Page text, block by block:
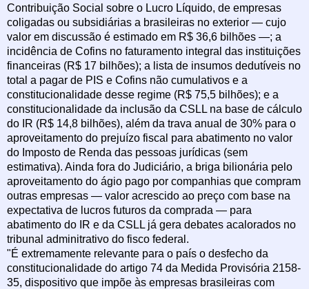
Contribuição Social sobre o Lucro Líquido, de empresas
coligadas ou subsidiárias a brasileiras no exterior — cujo
valor em discussão é estimado em R$ 36,6 bilhões —; a
incidência de Cofins no faturamento integral das instituições
financeiras (R$ 17 bilhões); a lista de insumos dedutíveis no
total a pagar de PIS e Cofins não cumulativos e a
constitucionalidade desse regime (R$ 75,5 bilhões); e a
constitucionalidade da inclusão da CSLL na base de cálculo
do IR (R$ 14,8 bilhões), além da trava anual de 30% para o
aproveitamento do prejuízo fiscal para abatimento no valor
do Imposto de Renda das pessoas jurídicas (sem
estimativa). Ainda fora do Judiciário, a briga bilionária pelo
aproveitamento do ágio pago por companhias que compram
outras empresas — valor acrescido ao preço com base na
expectativa de lucros futuros da comprada — para
abatimento do IR e da CSLL já gera debates acalorados no
tribunal adminitrativo do fisco federal.
"É extremamente relevante para o país o desfecho da
constitucionalidade do artigo 74 da Medida Provisória 2158-
35, dispositivo que impõe às empresas brasileiras com